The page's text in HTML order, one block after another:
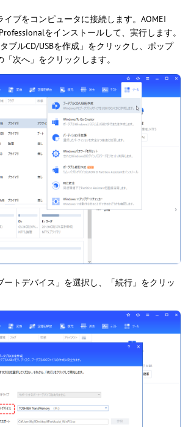
イブをコンピュータに接続します。AOMEI
をインストールして、実行します。
ブルCD/USBを作成」をクリックし、ポップ
次へ」をクリックします。
ートデバイス」を選択し、「続行」をクリッ